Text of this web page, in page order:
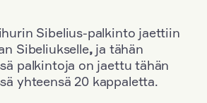
Sibelius-palkinto jaettiin
Sibeliukselle, ja tähän
palkintoja on jaettu tähän
yhteensä 20 kappaletta.